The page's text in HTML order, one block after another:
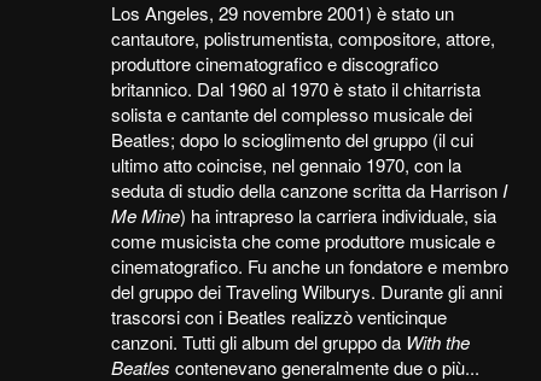
Los Angeles, 29 novembre 2001) è stato un
cantautore, polistrumentista, compositore, attore,
produttore cinematografico e discografico
britannico. Dal 1960 al 1970 è stato il chitarrista
solista e cantante del complesso musicale dei
Beatles; dopo lo scioglimento del gruppo (il cui
ultimo atto coincise, nel gennaio 1970, con la
seduta di studio della canzone scritta da Harrison I
Me Mine) ha intrapreso la carriera individuale, sia
come musicista che come produttore musicale e
cinematografico. Fu anche un fondatore e membro
del gruppo dei Traveling Wilburys. Durante gli anni
trascorsi con i Beatles realizzò venticinque
canzoni. Tutti gli album del gruppo da With the
Beatles contenevano generalmente due o più...